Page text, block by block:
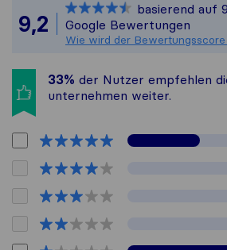
9,2
basierend auf
Google Bewertungen
Wie wird der
33% der Nutzer empfehlen
unternehmen weiter.